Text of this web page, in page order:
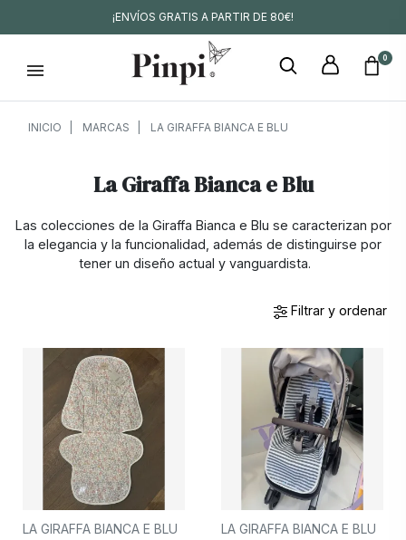
¡ENVÍOS GRATIS A PARTIR DE 80€!
0
INICIO MARCAS LA GIRAFFA BIANCA E BLU
La Giraffa Bianca e Blu
Las colecciones de la Giraffa Bianca e Blu se caracterizan por
la elegancia y la funcionalidad, además de distinguirse por
tener un diseño actual y vanguardista.
Filtrar y ordenar
LA GIRAFFA BIANCA E BLU LA GIRAFFA BIANCA E BLU